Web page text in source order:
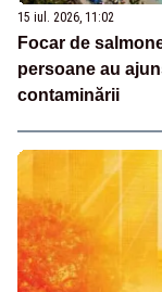
15 iul. 2026, 11:02
Focar de
persoane au
contaminării